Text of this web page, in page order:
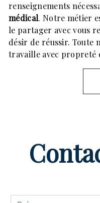
renseignements
médical. Notre métier
le partager avec vous
désir de réussir. Toute
travaille avec propreté